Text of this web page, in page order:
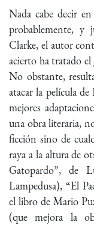
Nada cabe decir
probablemente,
Clarke, el autor
acierto ha tratado
No obstante,
atacar la película
mejores
una obra literaria,
ficción sino de
raya a la altura de
Gatopardo”, de
Lampedusa), “El
el libro de Mario
(que mejora la